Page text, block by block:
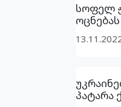
სოფელ
პატარა